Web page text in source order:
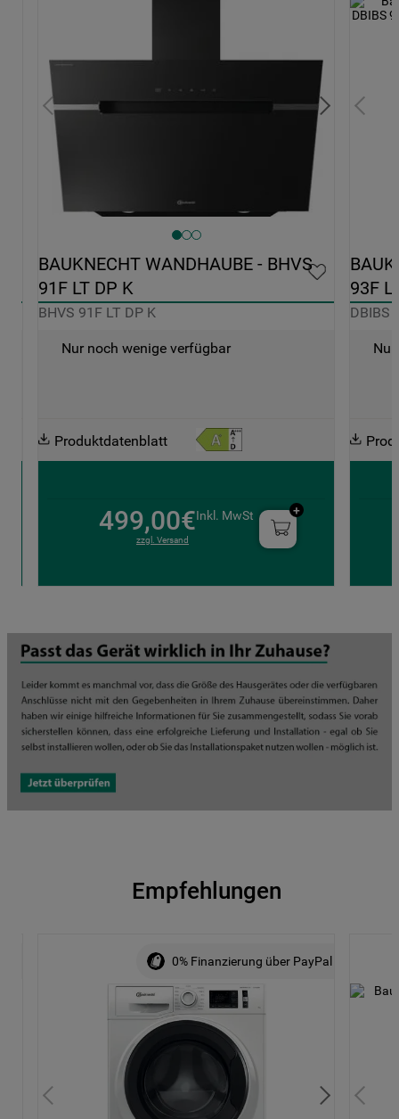
BAUKNECHT WANDHAUBE - BHVS
91F LT DP K
BHVS 91F LT DP K
Nur noch wenige verfügbar
Produktdatenblatt
499,00€Inkl. MwSt
zzgl. Versand
93F
DBIBS
Empfehlungen
0% Finanzierung über PayPal